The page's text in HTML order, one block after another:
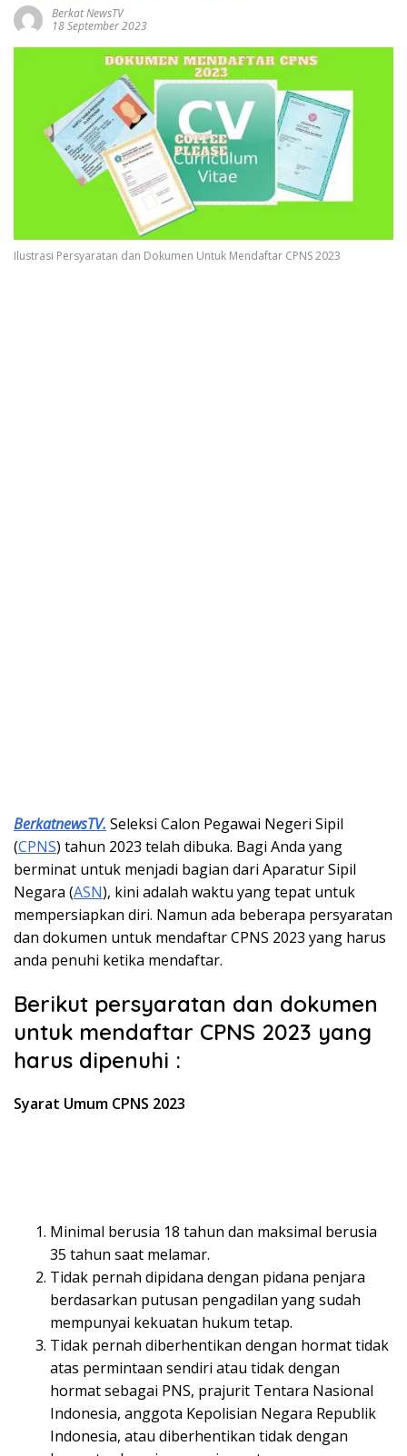
Berkat NewsTV
18 September 2023
Ilustrasi Persyaratan dan Dokumen Untuk Mendaftar CPNS 2023
BerkatnewsTV. Seleksi Calon Pegawai Negeri Sipil
(CPNS) tahun 2023 telah dibuka. Bagi Anda yang
berminat untuk menjadi bagian dari Aparatur Sipil
Negara (ASN), kini adalah waktu yang tepat untuk
mempersiapkan diri. Namun ada beberapa persyaratan
dan dokumen untuk mendaftar CPNS 2023 yang harus
anda penuhi ketika mendaftar.
Berikut persyaratan dan dokumen
untuk mendaftar CPNS 2023 yang
harus dipenuhi :
Syarat Umum CPNS 2023
Minimal berusia 18 tahun dan maksimal berusia
35 tahun saat melamar.
Tidak pernah dipidana dengan pidana penjara
berdasarkan putusan pengadilan yang sudah
mempunyai kekuatan hukum tetap.
Tidak pernah diberhentikan dengan hormat tidak
atas permintaan sendiri atau tidak dengan
hormat sebagai PNS, prajurit Tentara Nasional
Indonesia, anggota Kepolisian Negara Republik
Indonesia, atau diberhentikan tidak dengan